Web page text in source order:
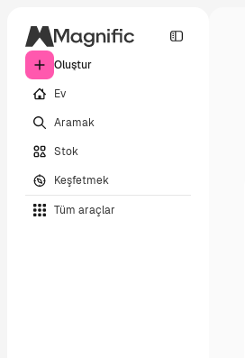
Oluştur
Ev
Aramak
Stok
Keşfetmek
Tüm araçlar